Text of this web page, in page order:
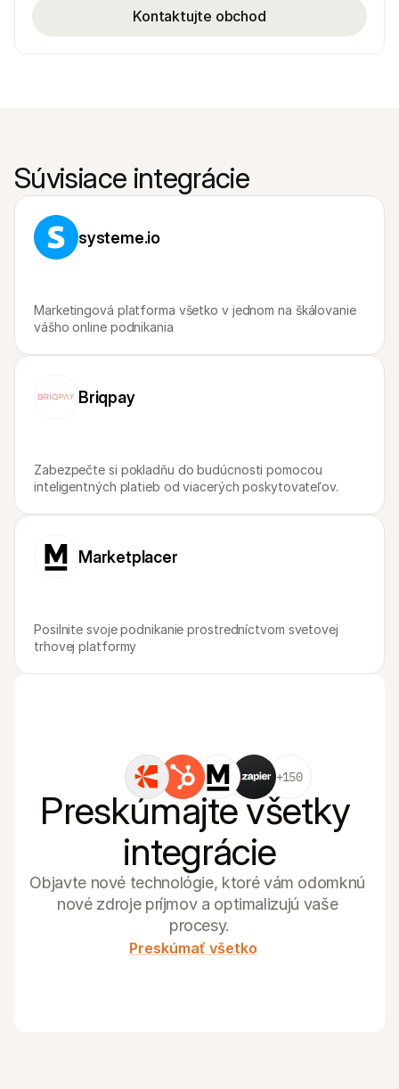
Kontaktujte obchod
Súvisiace integrácie
systeme.io
Marketingová platforma všetko v jednom na škálovanie
vášho online podnikania
Briqpay
Zabezpečte si pokladňu do budúcnosti pomocou
inteligentných platieb od viacerých poskytovateľov.
Marketplacer
Posilnite svoje podnikanie prostredníctvom svetovej
trhovej platformy
+150
Preskúmajte všetky
integrácie
Objavte nové technológie, ktoré vám odomknú
nové zdroje príjmov a optimalizujú vaše
procesy.
Preskúmať všetko